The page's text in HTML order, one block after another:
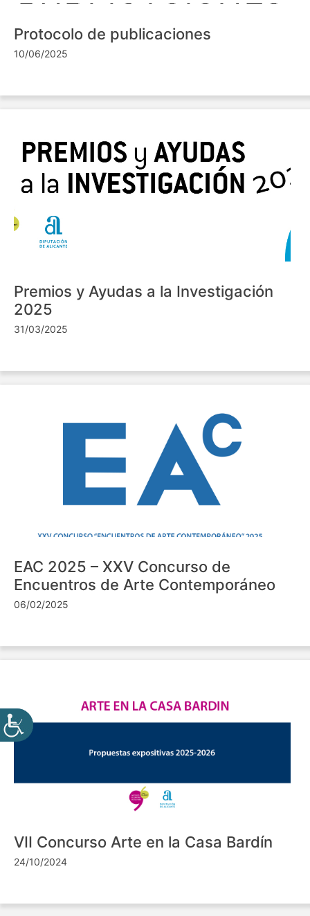
Protocolo de publicaciones
10/06/2025
Premios y Ayudas a la Investigación
2025
31/03/2025
EAC 2025 – XXV Concurso de
Encuentros de Arte Contemporáneo
06/02/2025
VII Concurso Arte en la Casa Bardín
24/10/2024